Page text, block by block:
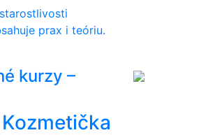
prax i teóriu.
kurzy –